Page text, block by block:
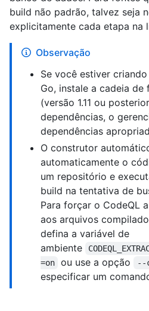
build não padrão, talvez seja
explicitamente cada etapa na
Observação
Se você estiver
Go, instale a cadeia de
(versão 1.11 ou
dependências, o
dependências
O construtor
automaticamente o
um repositório e
build na tentativa de
Para forçar o CodeQL
aos arquivos
defina a variável de
ambiente
=on
ou use a opção --
especificar um